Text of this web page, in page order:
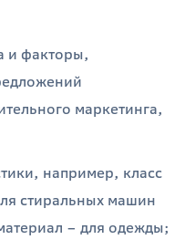
и факторы,
маркетинга,
например, класс
стиральных машин
– для одежды;